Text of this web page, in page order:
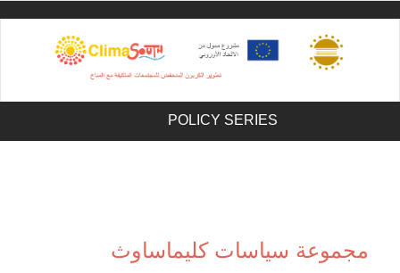
POLICY SERIES
مجموعة سياسات كليماساوث